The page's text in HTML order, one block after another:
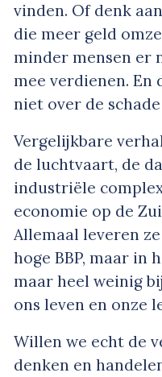
vinden. Of denk
die meer geld
minder mensen er
mee verdienen. En
niet over de
Vergelijkbare
de luchtvaart, de
industriële
economie op de
Allemaal leveren
hoge BBP, maar in
maar heel weinig
ons leven en onze
Willen we echt de
denken en